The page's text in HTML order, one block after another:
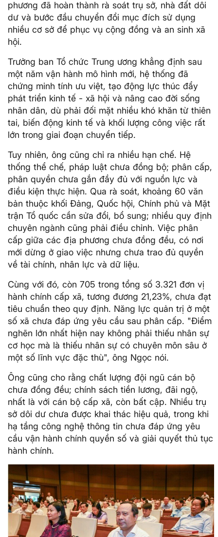
phương đã hoàn thành rà soát trụ sở, nhà đất dôi
dư và bước đầu chuyển đổi mục đích sử dụng
nhiều cơ sở để phục vụ cộng đồng và an sinh xã
hội.
Trưởng ban Tổ chức Trung ương khẳng định sau
một năm vận hành mô hình mới, hệ thống đã
chứng minh tính ưu việt, tạo động lực thúc đẩy
phát triển kinh tế - xã hội và nâng cao đời sống
nhân dân, dù phải đối mặt nhiều khó khăn từ thiên
tai, biến động kinh tế và khối lượng công việc rất
lớn trong giai đoạn chuyển tiếp.
Tuy nhiên, ông cũng chỉ ra nhiều hạn chế. Hệ
thống thể chế, pháp luật chưa đồng bộ; phân cấp,
phân quyền chưa gắn đầy đủ với nguồn lực và
điều kiện thực hiện. Qua rà soát, khoảng 60 văn
bản thuộc khối Đảng, Quốc hội, Chính phủ và Mặt
trận Tổ quốc cần sửa đổi, bổ sung; nhiều quy định
chuyên ngành cũng phải điều chỉnh. Việc phân
cấp giữa các địa phương chưa đồng đều, có nơi
mới dừng ở giao việc nhưng chưa trao đủ quyền
về tài chính, nhân lực và dữ liệu.
Cùng với đó, còn 705 trong tổng số 3.321 đơn vị
hành chính cấp xã, tương đương 21,23%, chưa đạt
tiêu chuẩn theo quy định. Năng lực quản trị ở một
số xã chưa đáp ứng yêu cầu sau phân cấp. "Điểm
nghẽn lớn nhất hiện nay không phải thiếu nhân sự
cơ học mà là thiếu nhân sự có chuyên môn sâu ở
một số lĩnh vực đặc thù", ông Ngọc nói.
Ông cũng cho rằng chất lượng đội ngũ cán bộ
chưa đồng đều; chính sách tiền lương, đãi ngộ,
nhất là với cán bộ cấp xã, còn bất cập. Nhiều trụ
sở dôi dư chưa được khai thác hiệu quả, trong khi
hạ tầng công nghệ thông tin chưa đáp ứng yêu
cầu vận hành chính quyền số và giải quyết thủ tục
hành chính.